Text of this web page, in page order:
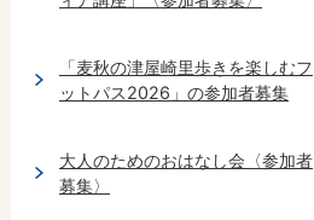
「麦秋の津屋崎里歩きを楽しむフ
ットパス2026」の参加者募集
大人のためのおはなし会〈参加者
募集〉